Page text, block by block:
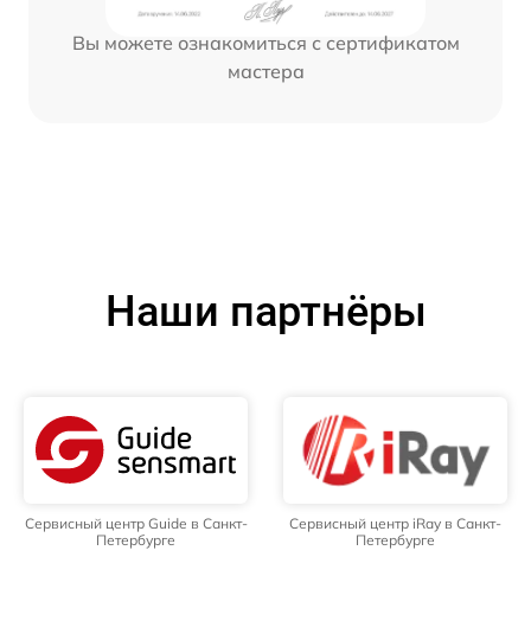
Вы можете ознакомиться с сертификатом
мастера
Наши партнёры
Сервисный центр Guide в Санкт-
Петербурге
Сервисный центр iRay в Санкт-
Петербурге